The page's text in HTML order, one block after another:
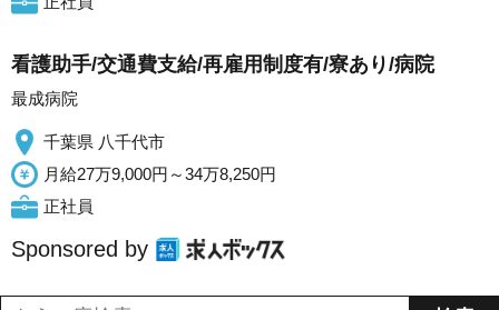
看護助手/交通費支給/再雇用制度有/寮あり/病院
最成病院
千葉県 八千代市
月給27万9,000円～34万8,250円
正社員
Sponsored by